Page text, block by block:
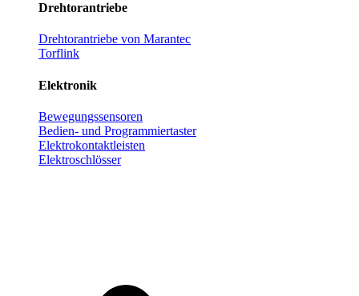
Drehtorantriebe
Drehtorantriebe von Marantec
Torflink
Elektronik
Bewegungssensoren
Bedien- und Programmiertaster
Elektrokontaktleisten
Elektroschlösser